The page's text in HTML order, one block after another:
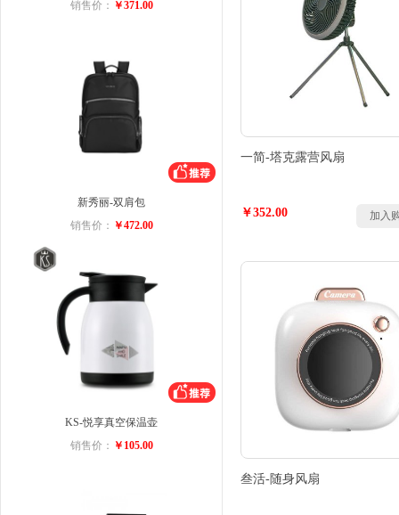
销售价： ￥371.00
新秀丽-双肩包
销售价： ￥472.00
KS-悦享真空保温壶
销售价： ￥105.00
一简-塔克露营风扇
￥352.00 加入
叁活-随身风扇